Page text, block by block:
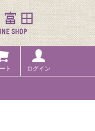
ト ログイン